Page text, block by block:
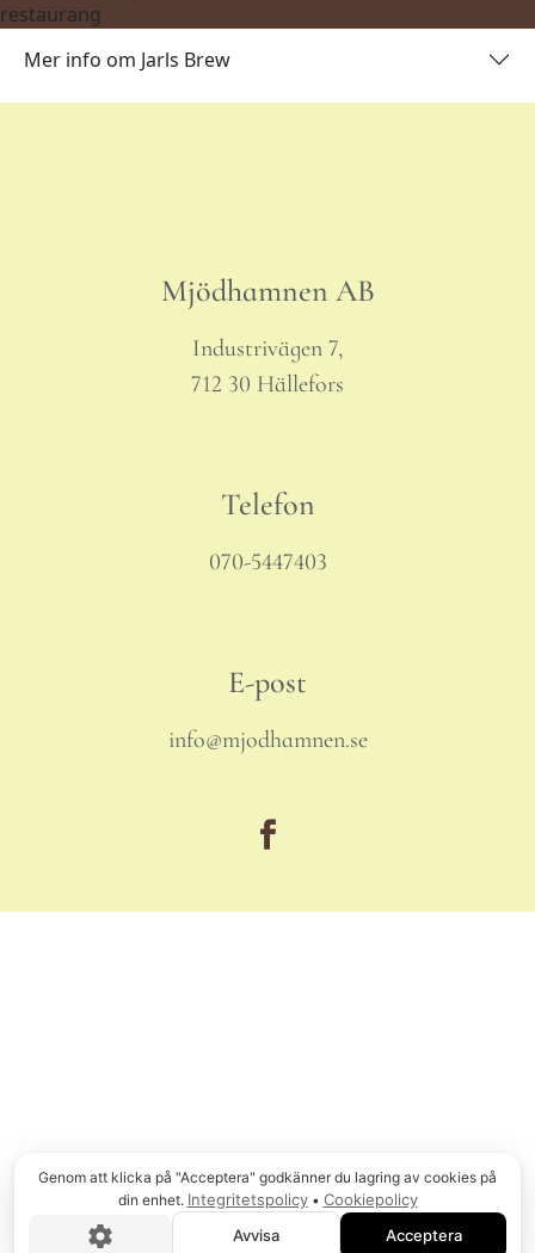
restaurang
Mer info om Jarls Brew
Mjödhamnen AB
Industrivägen 7,
712 30 Hällefors
Telefon
070-5447403
E-post
info@mjodhamnen.se
Genom att klicka på "Acceptera" godkänner du lagring av cookies på
din enhet. Integritetspolicy• Cookiepolicy
Avvisa
Acceptera